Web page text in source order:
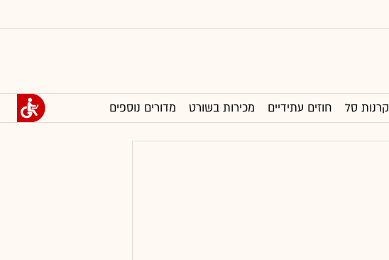
קרנות סל חוזים עתידיים מכירות בשורט מדורים נוספים